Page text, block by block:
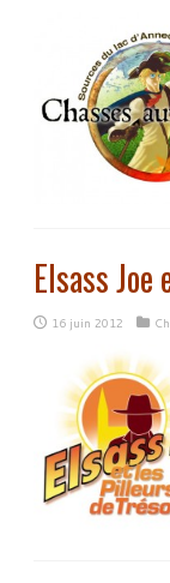
Elsass
16 juin 2012